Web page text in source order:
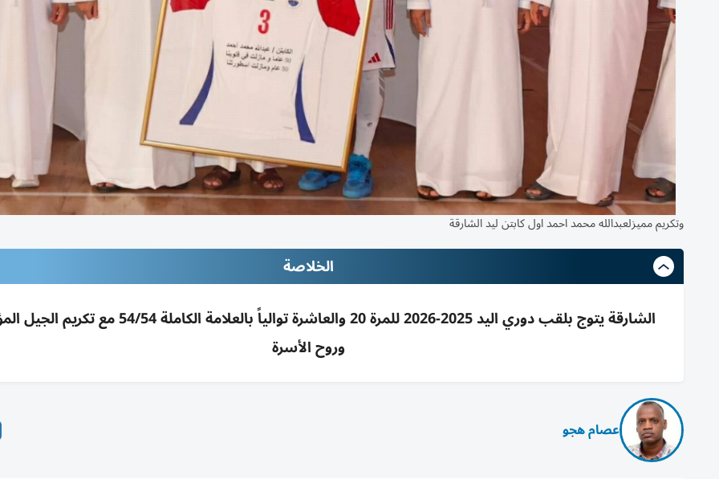
وتكريم مميزلعبدالله محمد احمد اول كابتن ليد الشارقة
الخلاصة
الشارقة يتوج بلقب دوري اليد 2025-2026 للمرة 20 والعاشرة توالياً بالعلامة
وروح الأسرة
عصام هجو